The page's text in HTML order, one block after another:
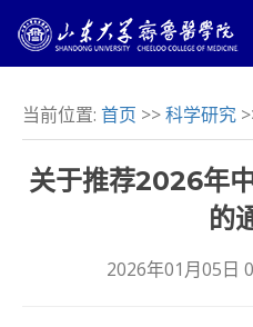
当前位置: 首页 >>科学研究
关于推荐2026年
的
2026年01月05日